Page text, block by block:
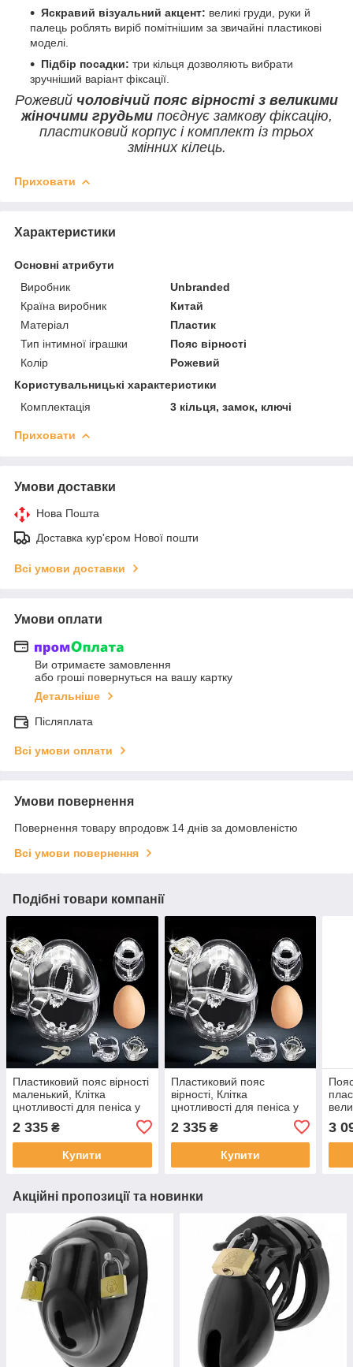
Яскравий візуальний акцент: великі груди, руки й
палець роблять виріб помітнішим за звичайні пластикові
моделі.
Підбір посадки: три кільця дозволяють вибрати
зручніший варіант фіксації.
Рожевий чоловічий пояс вірності з великими
жіночими грудьмипоєднує замкову фіксацію,
пластиковий корпус і комплект із трьох
змінних кілець.
Приховати
Характеристики
Основні атрибути
Виробник
Unbranded
Країна виробник
Китай
Матеріал
Пластик
Тип інтимної іграшки
Пояс вірності
Колір
Рожевий
Користувальницькі характеристики
Комплектація
3 кільця, замок, ключі
Приховати
Умови доставки
Нова Пошта
Доставка кур'єром Нової пошти
Всі умови доставки
Умови оплати
Ви отримаєте замовлення
або гроші повернуться на вашу картку
Детальніше
Післяплата
Всі умови оплати
Умови повернення
Повернення товару впродовж 14 днів за домовленістю
Всі умови повернення
Подібні товари компанії
Пластиковий пояс вірності
маленький, Клітка
цнотливості для пеніса у
шипів - M
2 335 ₴
Купити
Пластиковий пояс
вірності, Клітка
цнотливості для пеніса у
шипів - L
2 335₴
Купити
3
Акційні пропозиції та новинки